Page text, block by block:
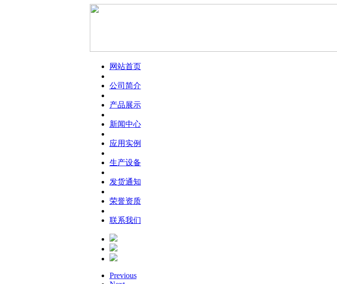
网站首页
公司简介
产品展示
新闻中心
应用实例
生产设备
发货通知
荣誉资质
联系我们
Previous